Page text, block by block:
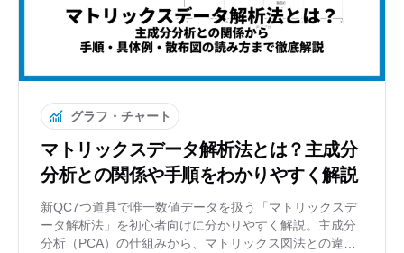
グラフ・チャート
マトリックスデータ解析法とは？主成分
分析との関係や手順をわかりやすく解説
新QC7つ道具で唯一数値データを扱う「マトリックスデ
ータ解析法」を初心者向けに分かりやすく解説。主成分
分析（PCA）の仕組みから、マトリックス図法との違